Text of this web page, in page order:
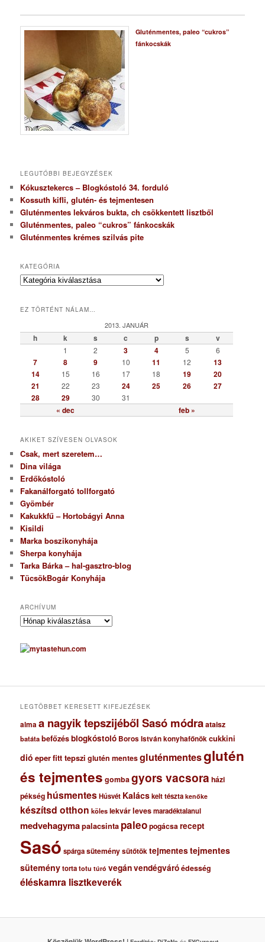
Gluténmentes, paleo “cukros”
fánkocskák
LEGUTÓBBI BEJEGYZÉSEK
Kókusztekercs – Blogkóstoló 34. forduló
Kossuth kifli, glutén- és tejmentesen
Gluténmentes lekváros bukta, ch csökkentett lisztből
Gluténmentes, paleo “cukros” fánkocskák
Gluténmentes krémes szilvás pite
KATEGÓRIA
K
e
ó
r
EZ TÖRTÉNT NÁLAM…
2013. JANUÁR
h k s c p s v
« dec feb »
1 2 3 4 5 6
7 8 9 10 11 12
13
14
15 16 17 18 19
20
21
22 23 24 25 26
27
28
29 30 31
AKIKET SZÍVESEN OLVASOK
Csak, mert szeretem…
Dina világa
Erdőkóstoló
Fakanálforgató tollforgató
Gyömbér
Kakukkfű – Hortobágyi Anna
Kisildi
Marka boszikonyhája
Sherpa konyhája
Tarka Bárka – hal-gasztro-blog
TücsökBogár Konyhája
ARCHÍVUM
A
c
h
u
LEGTÖBBET KERESETT KIFEJEZÉSEK
almaa nagyik tepszijéből Sasó módraataisz
batáta befőzésblogkóstoló Boros István konyhafőnökcukkini
dió eperfitt tepszi glutén mentesgluténmentesglutén
és tejmentes gombagyors vacsora házi
pékség húsmentesHúsvét Kalácskelt tészta kenőke
készítsd otthon köles lekvárlevesmaradéktalanul
medvehagymapalacsinta paleopogácsarecept
Sasó spárgasüteménysütőtöktejmentestejmentes
süteménytorta totu túró vegánvendégváróédesség
éléskamra lisztkeverék